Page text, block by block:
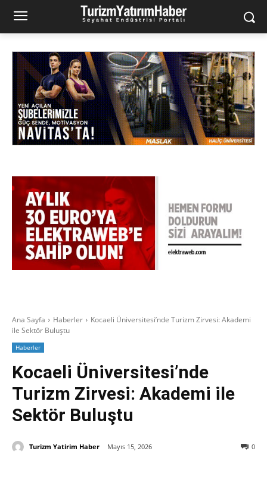
Ana Sayfa Haberler
Kocaeli Üniversitesi’nde Turizm Zirvesi: Akademi
ile Sektör Buluştu
Haberler
Kocaeli Üniversitesi’nde
Turizm Zirvesi: Akademi ile
Sektör Buluştu
0
Turizm Yatirim Haber Mayıs 15, 2026